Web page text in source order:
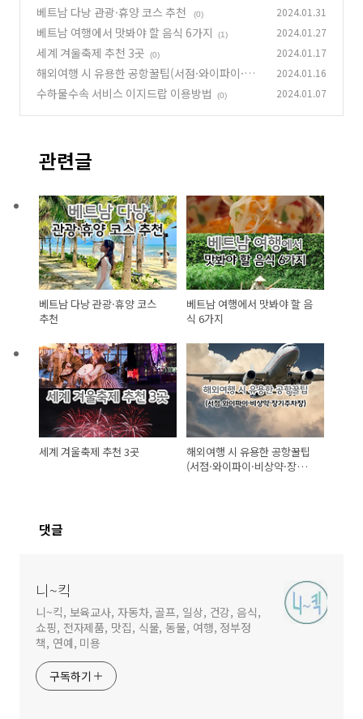
베트남 다낭 관광·휴양 코스 추천
(0) 2024.01.31
베트남 여행에서 맛봐야 할 음식 6가지 (1) 2024.01.27
세계 겨울축제 추천 3곳 (0) 2024.01.17
해외여행 시 유용한 공항꿀팁(서점·와이파이·비
상약·장기주차장)
(0)
2024.01.16
수하물수속 서비스 이지드랍 이용방법 (0) 2024.01.07
관련글
베트남 다낭 관광·휴양 코스
추천
베트남 여행에서 맛봐야 할 음
식 6가지
세계 겨울축제 추천 3곳
해외여행 시 유용한 공항꿀팁
(서점·와이파이·비상약·장기
댓글
니~킥
니~킥, 보육교사, 자동차, 골프, 일상, 건강, 음식,
쇼핑, 전자제품, 맛집, 식물, 동물, 여행, 정부정
책, 연예, 미용
구독하기